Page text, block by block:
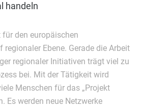
handeln
für den europäischen
regionaler Ebene. Gerade die Arbeit
regionaler Initiativen trägt viel zu
bei. Mit der Tätigkeit wird
Menschen für das „Projekt
Es werden neue Netzwerke